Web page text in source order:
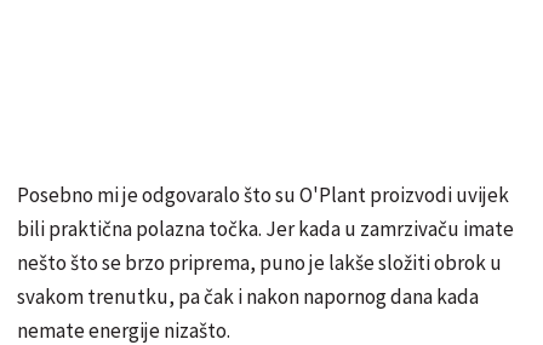
Posebno mi je odgovaralo što su O'Plant proizvodi uvijek
bili praktična polazna točka. Jer kada u zamrzivaču imate
nešto što se brzo priprema, puno je lakše složiti obrok u
svakom trenutku, pa čak i nakon napornog dana kada
nemate energije nizašto.